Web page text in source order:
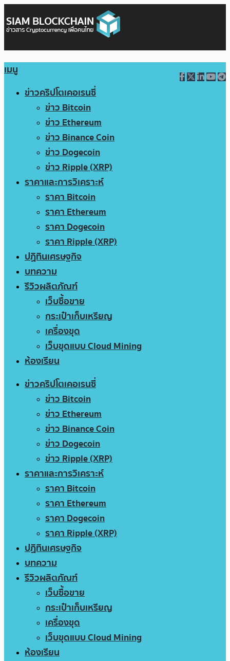
เมนู
ข่าวคริปโตเคอเรนซี่
ข่าว Bitcoin
ข่าว Ethereum
ข่าว Binance Coin
ข่าว Dogecoin
ข่าว Ripple (XRP)
ราคาและการวิเคราะห์
ราคา Bitcoin
ราคา Ethereum
ราคา Dogecoin
ราคา Ripple (XRP)
ปฏิทินเศรษฐกิจ
บทความ
รีวิวผลิตภัณฑ์
เว็บซื้อขาย
กระเป๋าเก็บเหรียญ
เครื่องขุด
เว็บขุดแบบ Cloud Mining
ห้องเรียน
ข่าวคริปโตเคอเรนซี่
ข่าว Bitcoin
ข่าว Ethereum
ข่าว Binance Coin
ข่าว Dogecoin
ข่าว Ripple (XRP)
ราคาและการวิเคราะห์
ราคา Bitcoin
ราคา Ethereum
ราคา Dogecoin
ราคา Ripple (XRP)
ปฏิทินเศรษฐกิจ
บทความ
รีวิวผลิตภัณฑ์
เว็บซื้อขาย
กระเป๋าเก็บเหรียญ
เครื่องขุด
เว็บขุดแบบ Cloud Mining
ห้องเรียน